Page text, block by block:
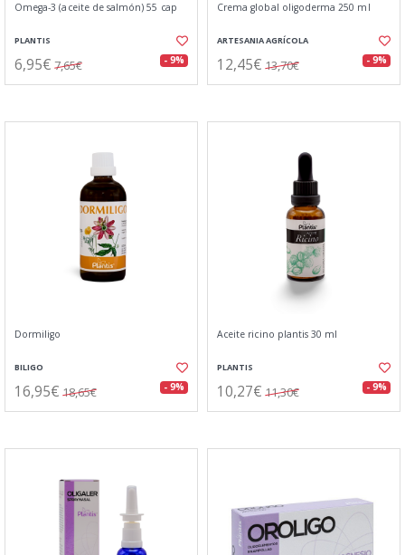
Omega-3 (aceite de salmón) 55 cap
PLANTIS
6,95€ 7,65€ - 9%
Crema global oligoderma 250 ml
ARTESANIA AGRÍCOLA
12,45€ 13,70€ - 9%
Dormiligo
BILIGO
16,95€ 18,65€ - 9%
Aceite ricino plantis 30 ml
PLANTIS
10,27€ 11,30€ - 9%